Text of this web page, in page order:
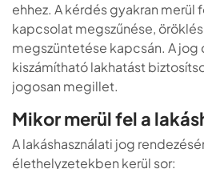
ehhez. A kérdés gyakran merül
kapcsolat megszűnése,
megszüntetése kapcsán. A jog
kiszámítható lakhatást
jogosan megillet.
Mikor merül fel a
A lakáshasználati jog
élethelyzetekben kerül sor: